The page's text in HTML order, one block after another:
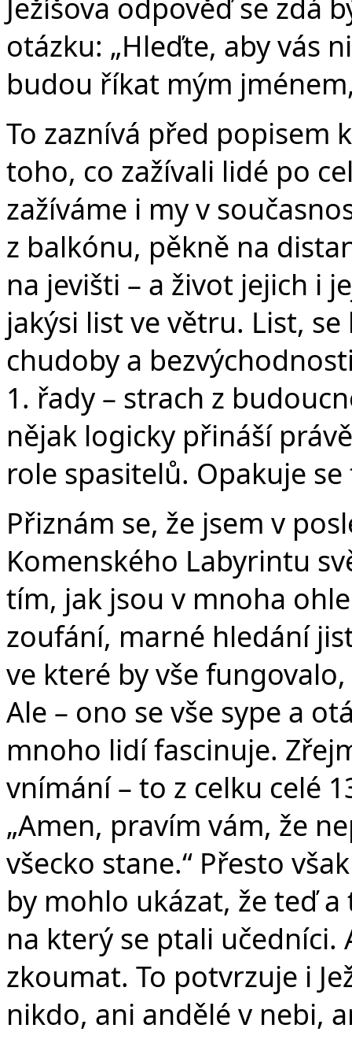
Ježíšova odpověď se
otázku: „Hleďte, aby vás
budou říkat mým
To zaznívá před popisem
toho, co zažívali lidé po
zažíváme i my v
z balkónu, pěkně na
na jevišti – a život jejich i
jakýsi list ve větru. List,
chudoby a
1. řady – strach z
nějak logicky přináší
role spasitelů. Opakuje
Přiznám se, že jsem v
Komenského Labyrintu
tím, jak jsou v mnoha
zoufání, marné hledání
ve které by vše
Ale – ono se vše sype a
mnoho lidí fascinuje.
vnímání – to z celku celé
„Amen, pravím vám, že
všecko stane.“ Přesto
by mohlo ukázat, že teď
na který se ptali
zkoumat. To potvrzuje i
nikdo, ani andělé v nebi,